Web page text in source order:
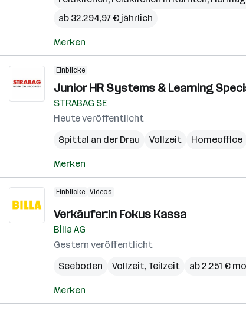
ab 32.294,97 € jährlich
Merken
Einblicke
Junior HR Systems & Learning
STRABAG SE
Heute veröffentlicht
Spittal an der Drau
Vollzeit Homeoffice
Merken
Einblicke Videos
Verkäufer:in Fokus Kassa
Billa AG
Gestern veröffentlicht
Seeboden
Vollzeit, Teilzeit ab 2.251 €
Merken